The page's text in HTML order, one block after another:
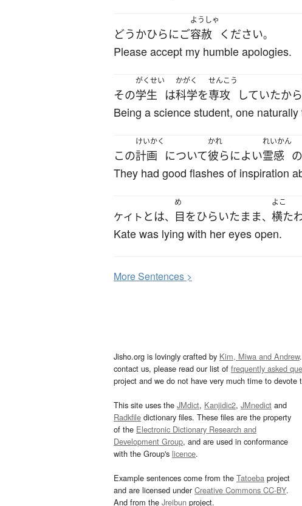
どうかひらにご
ようしゃ
容赦 ください。
Please accept my humble apologies.
その
がくせい
学生 は
かがく
科学を
せんこう
専攻 していたから
Being a science student, one
この
けいかく
計画 について
かれ
彼らによい
れいかん
霊感 の
They had good flashes of inspiration
ケイト とは、
め
目 をひらいたまま、
よこ
横た
Kate was lying with her eyes open.
MoreSentences >
Jisho.org is lovingly crafted by Kim, Miwa and Andrew
contact us, please read our list of frequently asked
project and we do not have very much time to devote
This site uses the JMdict, Kanjidic2, JMnedict and
Radkfile dictionary files. These files are the property
of the Electronic Dictionary Research and
Development Group, and are used in conformance
with the Group's licence.
Example sentences come from the Tatoeba project
and are licensed underCreative Commons CC-BY.
And from the Jreibun project.